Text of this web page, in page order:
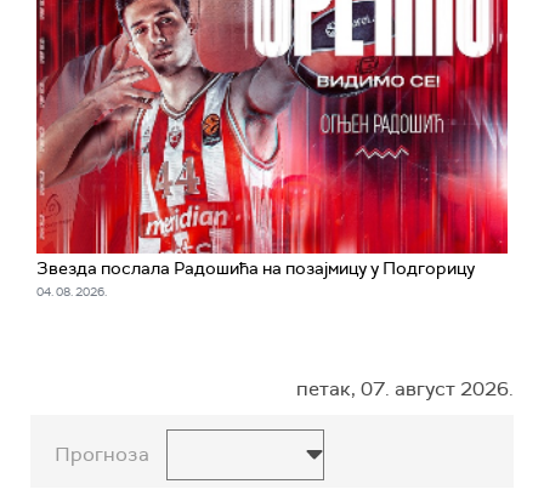
Звезда послала Радошића на позајмицу у Подгорицу
04. 08. 2026.
петак, 07. август 2026.
Прогноза